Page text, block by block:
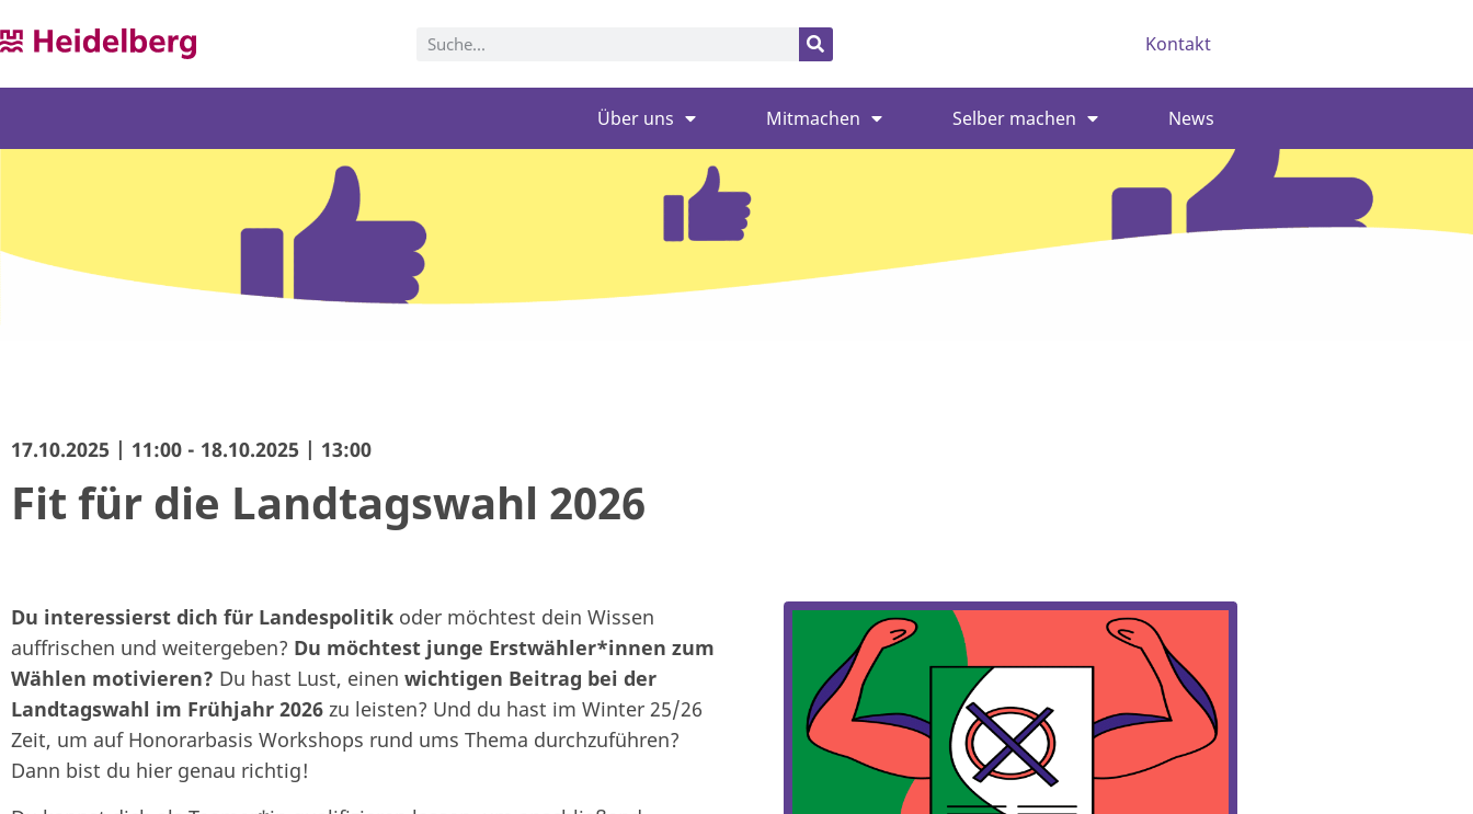
Kontakt
Über uns Mitmachen Selber machen News
17.10.2025 | 11:00 - 18.10.2025 | 13:00
Fit für die Landtagswahl 2026
Du interessierst dich für Landespolitik oder möchtest dein Wissen
auffrischen und weitergeben? Du möchtest junge Erstwähler*innen zum
Wählen motivieren? Du hast Lust, einen wichtigen Beitrag bei der
Landtagswahl im Frühjahr 2026 zu leisten? Und du hast im Winter 25/26
Zeit, um auf Honorarbasis Workshops rund ums Thema durchzuführen?
Dann bist du hier genau richtig!